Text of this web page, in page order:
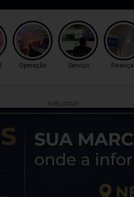
Operação Serviço
PUBLICIDADE